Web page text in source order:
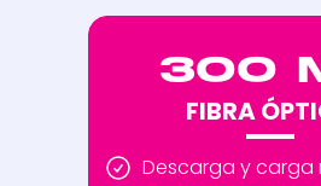
300
FIBRA
Descarga y carga